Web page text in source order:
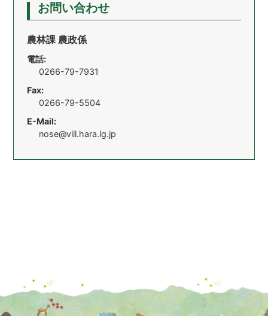
お問い合わせ
農林課 農政係
電話:
0266-79-7931
Fax:
0266-79-5504
E-Mail:
nose@vill.hara.lg.jp